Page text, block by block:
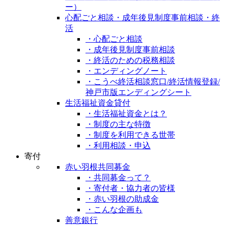
ー）
心配ごと相談・成年後見制度事前相談・終
活
・心配ごと相談
・成年後見制度事前相談
・終活のための税務相談
・エンディングノート
・こうべ終活相談窓口/終活情報登録/
神戸市版エンディングシート
生活福祉資金貸付
・生活福祉資金とは？
・制度の主な特徴
・制度を利用できる世帯
・利用相談・申込
寄付
赤い羽根共同募金
・共同募金って？
・寄付者・協力者の皆様
・赤い羽根の助成金
・こんな企画も
善意銀行